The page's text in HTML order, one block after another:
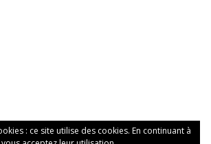
: ce site utilise des cookies. En continuant à